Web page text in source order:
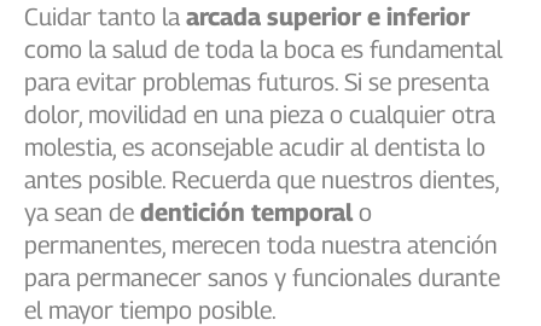
Cuidar tanto la arcada superior e inferior
como la salud de toda la boca es fundamental
para evitar problemas futuros. Si se presenta
dolor, movilidad en una pieza o cualquier otra
molestia, es aconsejable acudir al dentista lo
antes posible. Recuerda que nuestros dientes,
ya sean de dentición temporal o
permanentes, merecen toda nuestra atención
para permanecer sanos y funcionales durante
el mayor tiempo posible.